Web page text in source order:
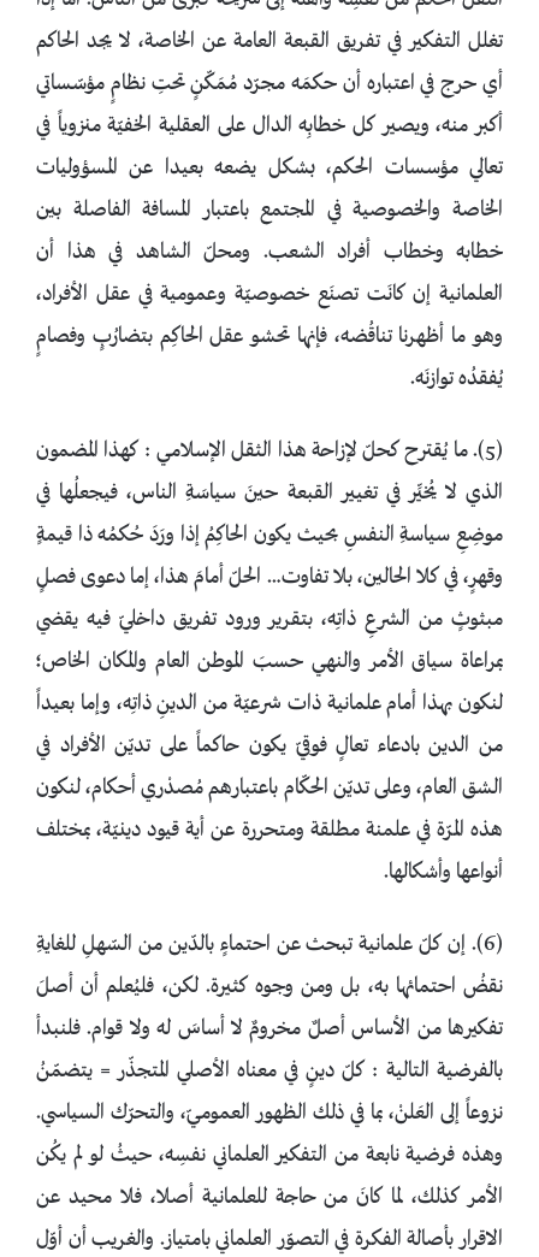
تغلل التفكير في تفريق القبعة العامة عن الخاصة، لا يجد الحاكم
أي حرج في اعتباره أن حكمَه مجرّد مُمَكّنٍ تحتِ نظامٍ مؤسّساتي
أكبر منه، ويصير كل خطابِه الدال على العقلية الخفيّة منزوياً في
تعالي مؤسسات الحكم، بشكل يضعه بعيدا عن المسؤوليات
الخاصة والخصوصية في المجتمع باعتبار المسافة الفاصلة بين
خطابه وخطاب أفراد الشعب. ومحلّ الشاهد في هذا أن
العلمانية إن كانَت تصنَع خصوصيّة وعمومية في عقل الأفراد،
وهو ما أظهرنا تناقُضه، فإنها تحشو عقل الحاكِم بتضارُبٍ وفصامٍ
يُفقدُه توازنَه.
(5). ما يُقترح كحلّ لإزاحة هذا الثقل الإسلامي : كهذا المضمون
الذي لا يُخيِّر في تغيير القبعة حينَ سياسَةِ الناس، فيجعلُها في
موضِعِ سياسةِ النفسِ بحيث يكون الحاكِمُ إذا ورَدَ حُكمُه ذا قيمةٍ
وقهرٍ، في كلا الحالين، بلا تفاوت… الحلّ أمامَ هذا، إما دعوى فصلٍ
مبثوثٍ من الشرعِ ذاتِه، بتقرير ورود تفريق داخليّ فيه يقضي
بمراعاة سياق الأمر والنهي حسبَ الموطن العام والمكان الخاص؛
لنكون بهذا أمام علمانية ذات شرعيّة من الدينِ ذاتِه، وإما بعيداً
من الدين بادعاء تعالٍ فوقيّ يكون حاكماً على تديّن الأفراد في
الشق العام، وعلى تديّن الحكّام باعتبارهم مُصدْري أحكام، لنكون
هذه المرّة في علمنة مطلقة ومتحررة عن أية قيود دينيّة، بمختلف
أنواعها وأشكالها.
(6). إن كلّ علمانية تبحث عن احتماءٍ بالدّين من السّهلِ للغايةِ
نقضُ احتمائها به، بل ومن وجوه كثيرة. لكن، فليُعلم أن أصلَ
تفكيرها من الأساس أصلٌ مخرومٌ لا أساسَ له ولا قوام. فلنبدأ
بالفرضية التالية : كلّ دينٍ في معناه الأصلي المتجذّر = يتضمّنُ
نزوعاً إلى العَلنْ، بما في ذلك الظهور العموميّ، والتحرّك السياسي.
وهذه فرضية نابعة من التفكير العلماني نفسِه، حيثُ لو لم يكُن
الأمر كذلك، لما كانَ من حاجة للعلمانية أصلا، فلا محيد عن
الاقرار بأصالة الفكرة في التصوّر العلماني بامتياز. والغريب أن أوّل